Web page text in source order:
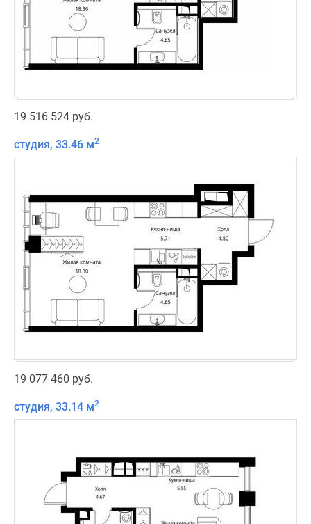
19 516 524 руб.
студия, 33.46 м2
19 077 460 руб.
студия, 33.14 м2